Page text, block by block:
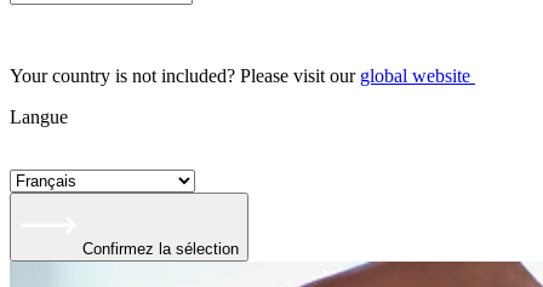
Your country is not included? Please visit our global website
Langue
Confirmez la sélection